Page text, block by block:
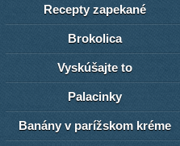
Recepty zapekané
Brokolica
Vyskúšajte to
Palacinky
Banány v parížskom kréme